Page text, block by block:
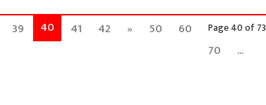
Page 40 of 73
39 40 41 42 » 50
60
70
...